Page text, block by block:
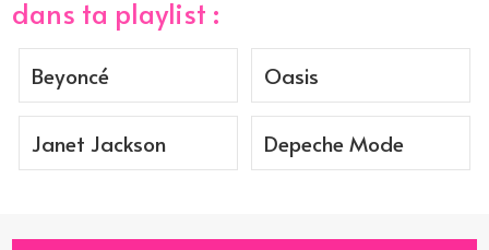
dans ta playlist :
Beyoncé Oasis
Janet Jackson Depeche Mode